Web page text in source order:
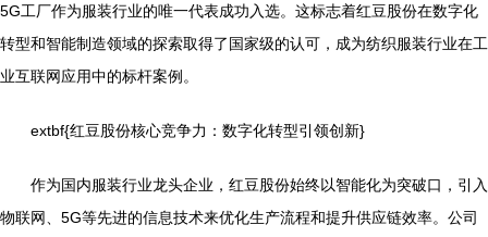
5G工厂作为服装行业的唯一代表成功入选。这标志着红豆股份在数字化
转型和智能制造领域的探索取得了国家级的认可，成为纺织服装行业在工
业互联网应用中的标杆案例。
extbf{红豆股份核心竞争力：数字化转型引领创新}
作为国内服装行业龙头企业，红豆股份始终以智能化为突破口，引入
物联网、5G等先进的信息技术来优化生产流程和提升供应链效率。公司